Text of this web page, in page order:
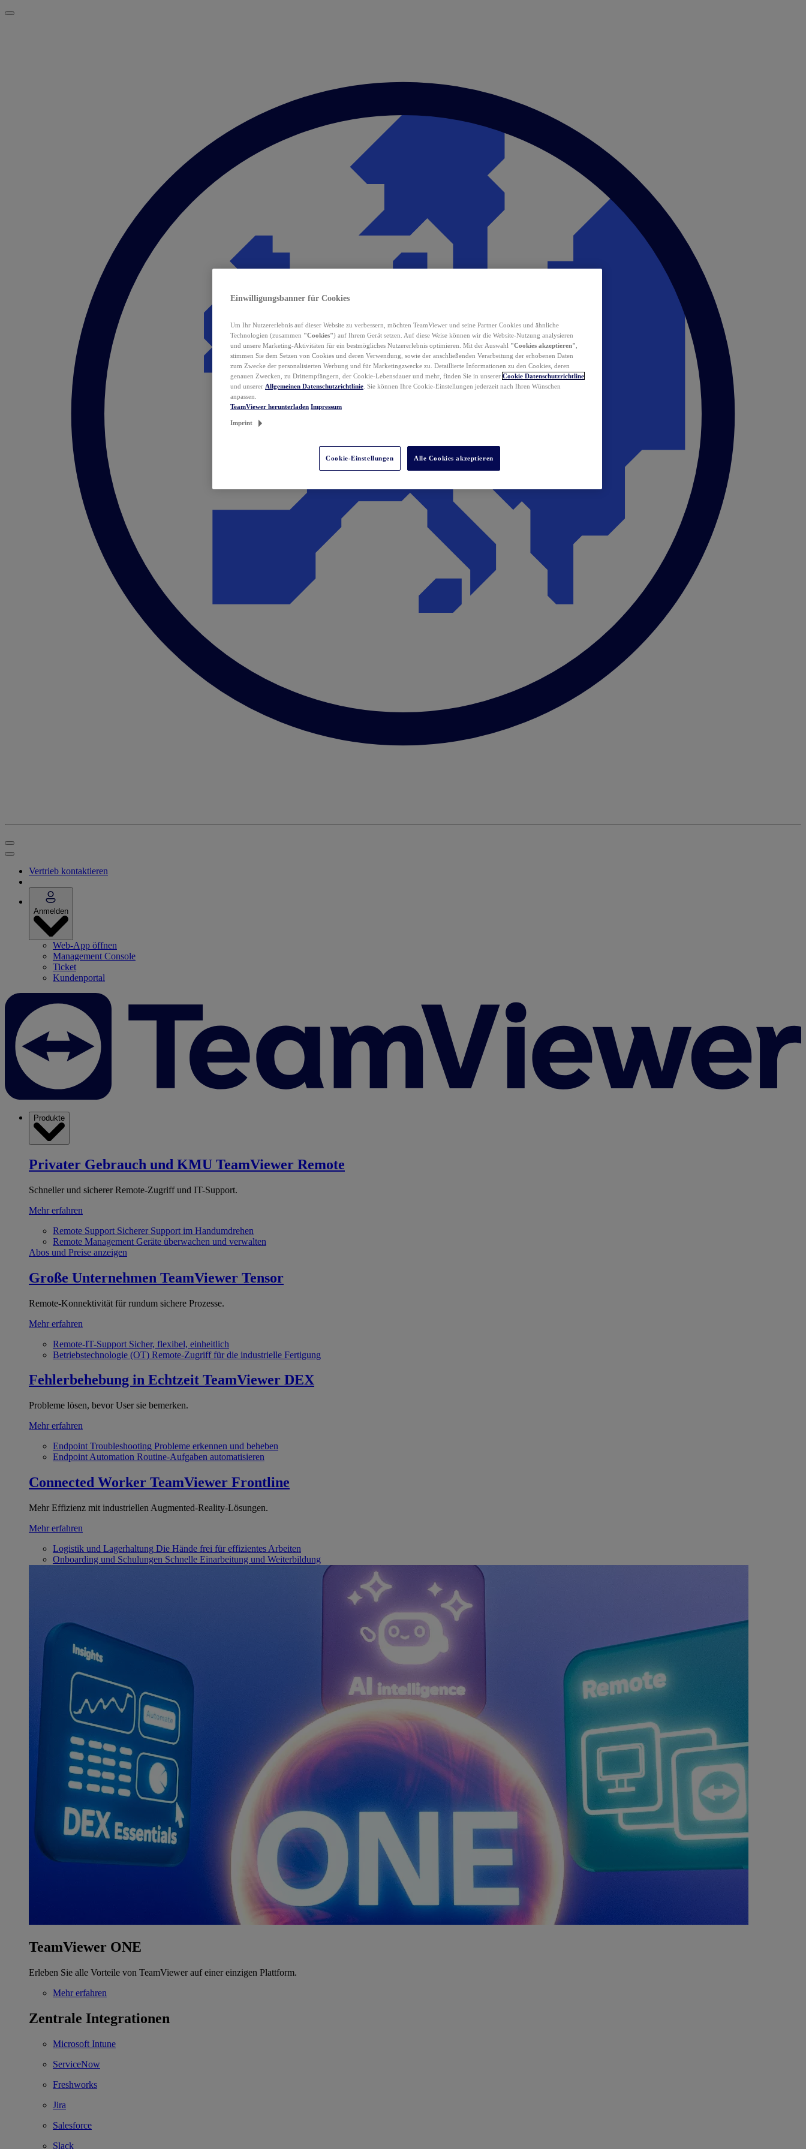
Vertrieb kontaktieren
Anmelden
Web-App öffnen
Management Console
Ticket
Kundenportal
Produkte
Privater Gebrauch und KMU TeamViewer Remote
Schneller und sicherer Remote-Zugriff und IT-Support.
Mehr erfahren
Remote Support Sicherer Support im Handumdrehen
Remote Management Geräte überwachen und verwalten
Abos und Preise anzeigen
Große Unternehmen TeamViewer Tensor
Remote-Konnektivität für rundum sichere Prozesse.
Mehr erfahren
Remote-IT-Support Sicher, flexibel, einheitlich
Betriebstechnologie (OT) Remote-Zugriff für die industrielle Fertigung
Fehlerbehebung in Echtzeit TeamViewer DEX
Probleme lösen, bevor User sie bemerken.
Mehr erfahren
Endpoint Troubleshooting Probleme erkennen und beheben
Endpoint Automation Routine-Aufgaben automatisieren
Connected Worker TeamViewer Frontline
Mehr Effizienz mit industriellen Augmented-Reality-Lösungen.
Mehr erfahren
Logistik und Lagerhaltung Die Hände frei für effizientes Arbeiten
Onboarding und Schulungen Schnelle Einarbeitung und Weiterbildung
TeamViewer ONE
Erleben Sie alle Vorteile von TeamViewer auf einer einzigen Plattform.
Mehr erfahren
Zentrale Integrationen
Microsoft Intune
ServiceNow
Freshworks
Jira
Salesforce
Slack
Einwilligungsbanner für Cookies
Um Ihr Nutzererlebnis auf dieser Website zu verbessern, möchten TeamViewer und seine Partner Cookies und ähnliche
Technologien (zusammen "Cookies") auf Ihrem Gerät setzen. Auf diese Weise können wir die Website-Nutzung analysieren
und unsere Marketing-Aktivitäten für ein bestmögliches Nutzererlebnis optimieren. Mit der Auswahl "Cookies akzeptieren"
stimmen Sie dem Setzen von Cookies und deren Verwendung, sowie der anschließenden Verarbeitung der erhobenen Daten
zum Zwecke der personalisierten Werbung und für Marketingzwecke zu. Detaillierte Informationen zu den Cookies, deren
genauen Zwecken, zu Drittempfängern, der Cookie-Lebensdauer und mehr, finden Sie in unserer Cookie Datenschutzrichtline
und unserer Allgemeinen Datenschutzrichtlinie . Sie können Ihre Cookie-Einstellungen jederzeit nach Ihren Wünschen
anpassen.
TeamViewer herunterladen Impressum
Imprint
Cookie-Einstellungen Alle Cookies akzeptieren